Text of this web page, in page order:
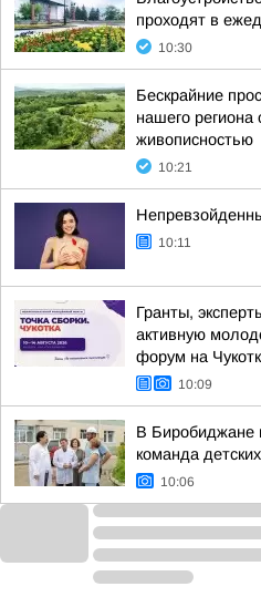
проходят в
10:30
Бескрайние
нашего региона
живописностью
10:21
10:11
Гранты,
активную
форум на
10:09
В Биробиджане
команда
10:06